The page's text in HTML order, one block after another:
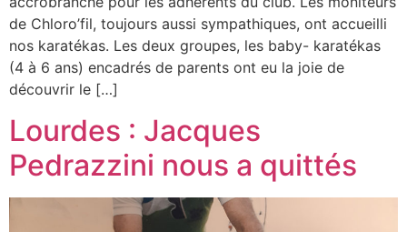
de Chloro’fil, toujours aussi sympathiques, ont accueilli
nos karatékas. Les deux groupes, les baby- karatékas
(4 à 6 ans) encadrés de parents ont eu la joie de
découvrir le […]
Lourdes : Jacques
Pedrazzini nous a quittés